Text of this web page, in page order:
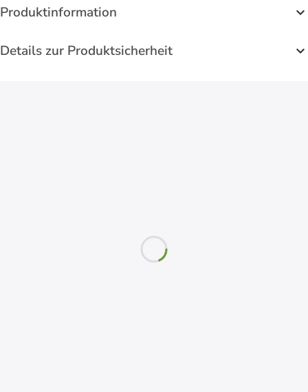
Produktinformation
Details zur Produktsicherheit